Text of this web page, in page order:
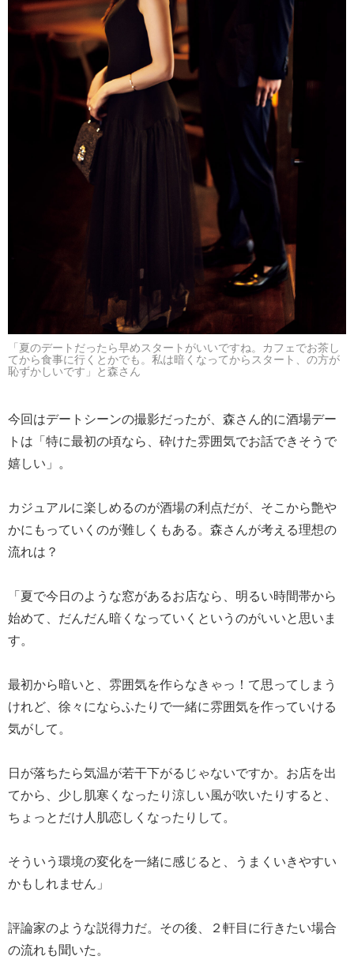
「夏のデートだったら早めスタートがいいですね。カフェでお茶し
てから食事に行くとかでも。私は暗くなってからスタート、の方が
恥ずかしいです」と森さん
今回はデートシーンの撮影だったが、森さん的に酒場デー
トは「特に最初の頃なら、砕けた雰囲気でお話できそうで
嬉しい」。
カジュアルに楽しめるのが酒場の利点だが、そこから艶や
かにもっていくのが難しくもある。森さんが考える理想の
流れは？
「夏で今日のような窓があるお店なら、明るい時間帯から
始めて、だんだん暗くなっていくというのがいいと思いま
す。
最初から暗いと、雰囲気を作らなきゃっ！て思ってしまう
けれど、徐々にならふたりで一緒に雰囲気を作っていける
気がして。
日が落ちたら気温が若干下がるじゃないですか。お店を出
てから、少し肌寒くなったり涼しい風が吹いたりすると、
ちょっとだけ人肌恋しくなったりして。
そういう環境の変化を一緒に感じると、うまくいきやすい
かもしれません」
評論家のような説得力だ。その後、２軒目に行きたい場合
の流れも聞いた。